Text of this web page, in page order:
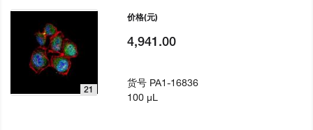
21
价格(元)
4,941.00
货号 PA1-16836
100 µL